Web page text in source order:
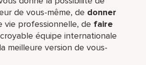
de vous-même,​ de donner
vie professionnelle, de faire
équipe​ internationale
la meilleure version de vous-